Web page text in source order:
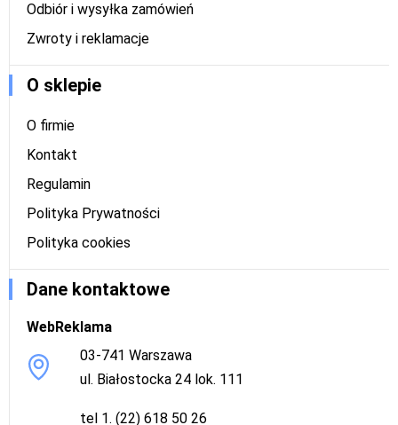
Odbiór i wysyłka zamówień
Zwroty i reklamacje
O sklepie
O firmie
Kontakt
Regulamin
Polityka Prywatności
Polityka cookies
Dane kontaktowe
WebReklama
03-741 Warszawa
ul. Białostocka 24 lok. 111
tel 1. (22) 618 50 26